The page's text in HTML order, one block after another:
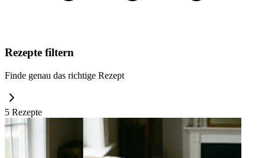
Rezepte filtern
Finde genau das richtige Rezept
5 Rezepte